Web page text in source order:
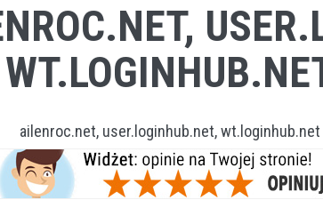
ailenroc.net, user.loginhub.net, wt.loginhub.net